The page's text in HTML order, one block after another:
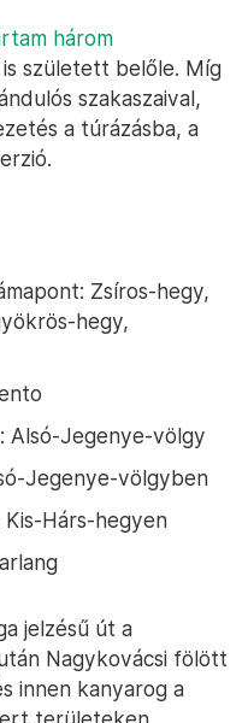
három
született belőle. Míg
szakaszaival,
a túrázásba, a
Zsíros-hegy,
hegy,
Alsó-Jegenye-völgy
Jegenye-völgyben
Hárs-hegyen
jelzésű út a
Nagykovácsi fölött
innen kanyarog a